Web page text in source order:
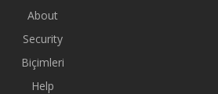
About
Security
Biçimleri
Help